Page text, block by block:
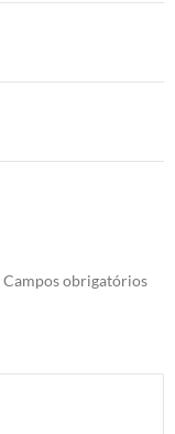
Campos obrigatórios